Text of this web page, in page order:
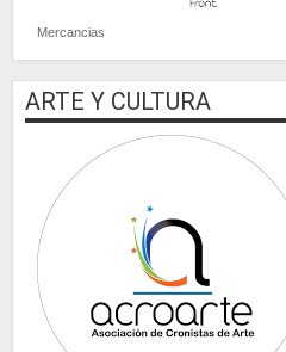
Mercancias
ARTE Y CULTURA